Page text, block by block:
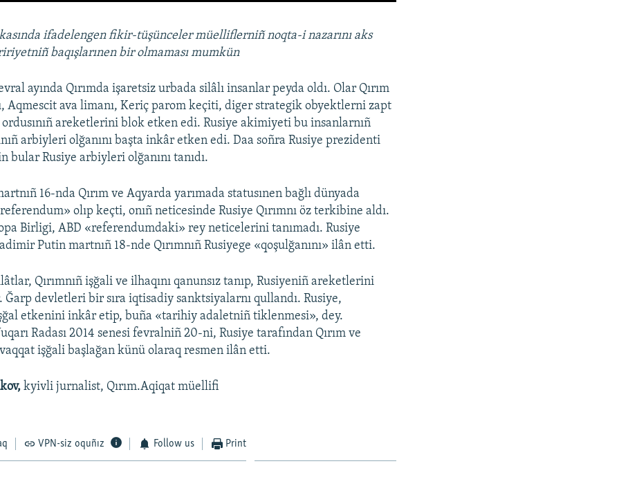
ifadelengen fikir-tüşünceler müelliflerniñ noqta-i nazarını aks
baqışlarınen bir olmaması mumkün
ayında Qırımda işaretsiz urbada silâlı insanlar peyda oldı. Olar Qırım
Aqmescit ava limanı, Keriç parom keçiti, diger strategik obyektlerni zapt
areketlerini blok etken edi. Rusiye akimiyeti bu insanlarnıñ
arbiyleri olğanını başta inkâr etken edi. Daa soñra Rusiye prezidenti
bular Rusiye arbiyleri olğanını tanıdı.
16-nda Qırım ve Aqyarda yarımada statusınen bağlı dünyada
olıp keçti, onıñ neticesinde Rusiye Qırımnı öz terkibine aldı.
Birligi, ABD «referendumdaki» rey neticelerini tanımadı. Rusiye
Putin martnıñ 18-nde Qırımnıñ Rusiyege «qoşulğanını» ilân etti.
Qırımnıñ işğali ve ilhaqını qanunsız tanıp, Rusiyeniñ areketlerini
devletleri bir sıra iqtisadiy sanktsiyalarnı qullandı. Rusiye,
etkenini inkâr etip, buña «tarihiy adaletniñ tiklenmesi», dey.
Radası 2014 senesi fevralniñ 20-ni, Rusiye tarafından Qırım ve
işğali başlağan künü olaraq resmen ilân etti.
kyivli jurnalist, Qırım.Aqiqat müellifi
VPN-siz oquñız Follow us Print